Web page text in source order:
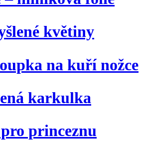
květiny
na kuří nožce
karkulka
princeznu